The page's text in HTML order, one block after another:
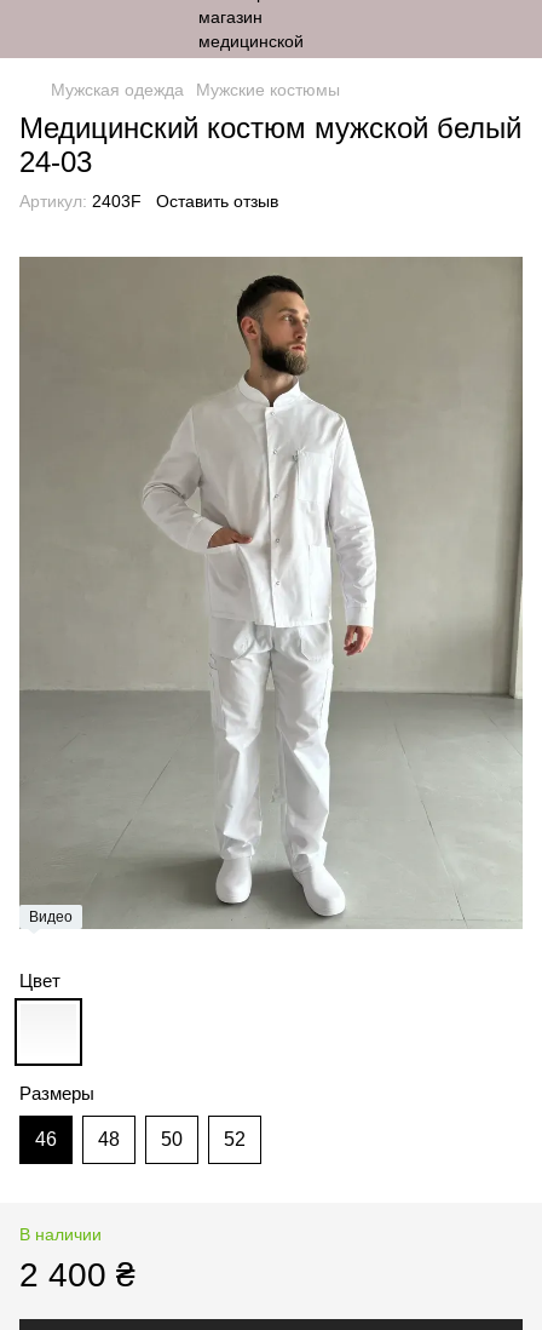
Мужская одежда Мужские костюмы
Медицинский костюм мужской белый
24-03
Артикул: 2403F Оставить отзыв
Видео
Цвет
Размеры
46 48 50 52
В наличии
2 400 ₴